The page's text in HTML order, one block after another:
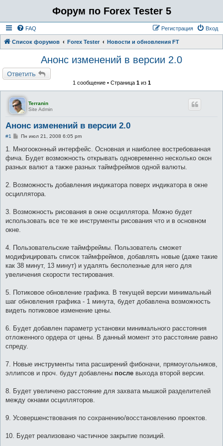
Форум по Forex Tester 5
FAQ Вход
Регистрация
Список форумов Forex Tester Новости и обновления FT
Анонс изменений в версии 2.0
Ответить
1 сообщение • Страница 1из 1
Terranin
Site Admin
Анонс изменений в версии 2.0
#1
С
о
щ
е
е
Пн июл 21, 2008 6:05 pm
1. Многооконный интерфейс. Основная и наиболее востребованная
фича. Будет возможность открывать одновременно несколько окон
разных валют а также разных таймфреймов одной валюты.
2. Возможность добавления индикатора поверх индикатора в окне
осциллятора.
3. Возможность рисования в окне осциллятора. Можно будет
использовать все те же инструменты рисования что и в основном
окне.
4. Пользовательские таймфреймы. Пользователь сможет
модифицировать список таймфреймов, добавлять новые (даже такие
как 38 минут, 13 минут) и удалять бесполезные для него для
увеличения скорости тестирования.
5. Потиковое обновление графика. В текущей версии минимальный
шаг обновления графика - 1 минута, будет добавлена возможность
видеть потиковое изменение цены.
6. Будет добавлен параметр установки минимального расстояния
отложенного ордера от цены. В данный момент это расстояние равно
спреду.
7. Новые инструменты типа расширений фибоначи, прямоугольников,
эллипсов и проч. будут добавлены после выхода второй версии.
8. Будет увеличено расстояние для захвата мышкой разделителей
между окнами осцилляторов.
9. Усовершенствования по сохранению/восстановлению проектов.
10. Будет реализовано частичное закрытие позиций.